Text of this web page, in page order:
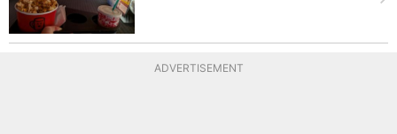
ADVERTISEMENT